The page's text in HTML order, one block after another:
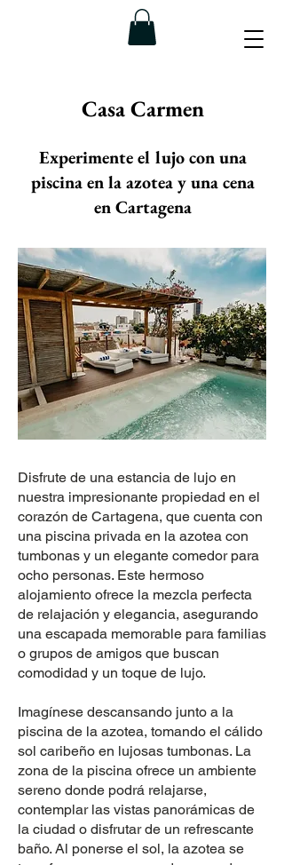
Casa Carmen
Experimente el lujo con una
piscina en la azotea y una cena
en Cartagena
Disfrute de una estancia de lujo en
nuestra impresionante propiedad en el
corazón de Cartagena, que cuenta con
una piscina privada en la azotea con
tumbonas y un elegante comedor para
ocho personas. Este hermoso
alojamiento ofrece la mezcla perfecta
de relajación y elegancia, asegurando
una escapada memorable para familias
o grupos de amigos que buscan
comodidad y un toque de lujo.
Imagínese descansando junto a la
piscina de la azotea, tomando el cálido
sol caribeño en lujosas tumbonas. La
zona de la piscina ofrece un ambiente
sereno donde podrá relajarse,
contemplar las vistas panorámicas de
la ciudad o disfrutar de un refrescante
baño. Al ponerse el sol, la azotea se